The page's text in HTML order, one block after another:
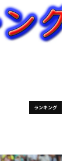
ランキング